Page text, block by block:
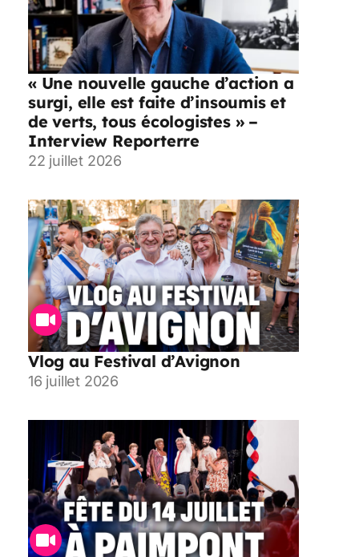
« Une nouvelle gauche d’action a
surgi, elle est faite d’insoumis et
de verts, tous écologistes » –
Interview Reporterre
22 juillet 2026
Vlog au Festival d’Avignon
16 juillet 2026